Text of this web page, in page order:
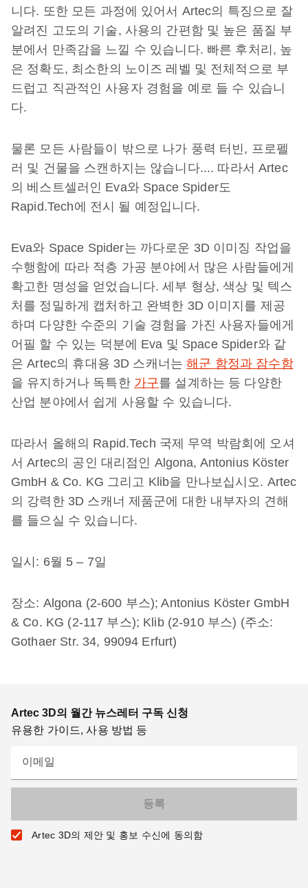
니다. 또한 모든 과정에 있어서 Artec의 특징으로 잘
알려진 고도의 기술, 사용의 간편함 및 높은 품질 부
분에서 만족감을 느낄 수 있습니다. 빠른 후처리, 높
은 정확도, 최소한의 노이즈 레벨 및 전체적으로 부
드럽고 직관적인 사용자 경험을 예로 들 수 있습니
다.
물론 모든 사람들이 밖으로 나가 풍력 터빈, 프로펠
러 및 건물을 스캔하지는 않습니다.... 따라서 Artec
의 베스트셀러인 Eva와 Space Spider도
Rapid.Tech에 전시 될 예정입니다.
Eva와 Space Spider는 까다로운 3D 이미징 작업을
수행함에 따라 적층 가공 분야에서 많은 사람들에게
확고한 명성을 얻었습니다. 세부 형상, 색상 및 텍스
처를 정밀하게 캡처하고 완벽한 3D 이미지를 제공
하며 다양한 수준의 기술 경험을 가진 사용자들에게
어필 할 수 있는 덕분에 Eva 및 Space Spider와 같
은 Artec의 휴대용 3D 스캐너는해군 함정과 잠수함
을 유지하거나 독특한 가구를 설계하는 등 다양한
산업 분야에서 쉽게 사용할 수 있습니다.
따라서 올해의 Rapid.Tech 국제 무역 박람회에 오셔
서 Artec의 공인 대리점인 Algona, Antonius Köster
GmbH & Co. KG 그리고 Klib을 만나보십시오. Artec
의 강력한 3D 스캐너 제품군에 대한 내부자의 견해
를 들으실 수 있습니다.
일시: 6월 5 – 7일
장소: Algona (2-600 부스); Antonius Köster GmbH
& Co. KG (2-117 부스); Klib (2-910 부스) (주소:
Gothaer Str. 34, 99094 Erfurt)
Artec 3D의 월간 뉴스레터 구독 신청
유용한 가이드, 사용 방법 등
이메일
Artec 3D의 제안 및 홍보 수신에 동의함